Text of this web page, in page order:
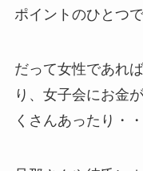
ポイントのひとつで
だって女性であれ
り、女子会にお金
くさんあったり・・